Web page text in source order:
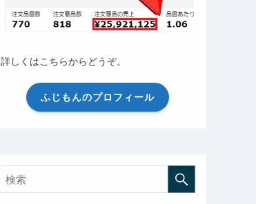
詳しくはこちらからどうぞ。
ふじもんのプロフィール